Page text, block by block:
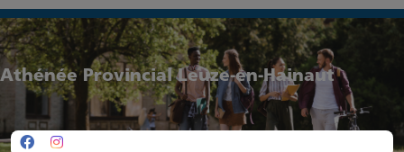
Athénée Provincial Leuze-en-Hainaut